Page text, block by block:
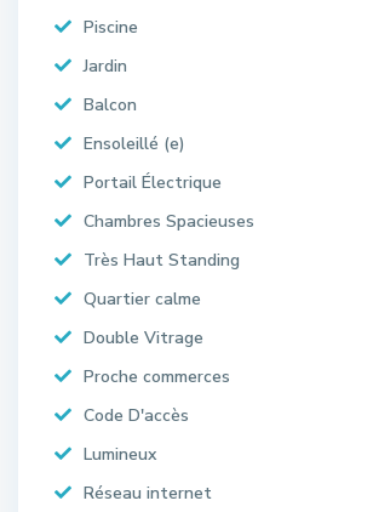
Piscine
Jardin
Balcon
Ensoleillé (e)
Portail Électrique
Chambres Spacieuses
Très Haut Standing
Quartier calme
Double Vitrage
Proche commerces
Code D'accès
Lumineux
Réseau internet